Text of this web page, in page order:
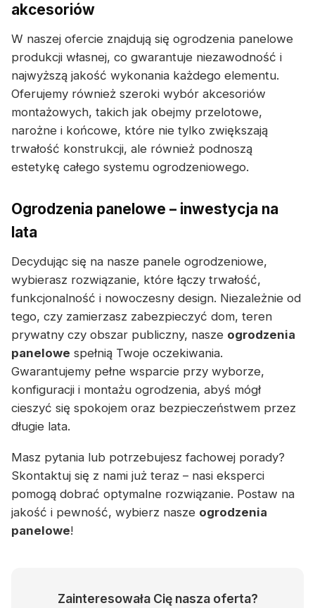
akcesoriów
W naszej ofercie znajdują się ogrodzenia panelowe
produkcji własnej, co gwarantuje niezawodność i
najwyższą jakość wykonania każdego elementu.
Oferujemy również szeroki wybór akcesoriów
montażowych, takich jak obejmy przelotowe,
narożne i końcowe, które nie tylko zwiększają
trwałość konstrukcji, ale również podnoszą
estetykę całego systemu ogrodzeniowego.
Ogrodzenia panelowe – inwestycja na
lata
Decydując się na nasze panele ogrodzeniowe,
wybierasz rozwiązanie, które łączy trwałość,
funkcjonalność i nowoczesny design. Niezależnie od
tego, czy zamierzasz zabezpieczyć dom, teren
prywatny czy obszar publiczny, nasze ogrodzenia
panelowe spełnią Twoje oczekiwania.
Gwarantujemy pełne wsparcie przy wyborze,
konfiguracji i montażu ogrodzenia, abyś mógł
cieszyć się spokojem oraz bezpieczeństwem przez
długie lata.
Masz pytania lub potrzebujesz fachowej porady?
Skontaktuj się z nami już teraz – nasi eksperci
pomogą dobrać optymalne rozwiązanie. Postaw na
jakość i pewność, wybierz nasze ogrodzenia
panelowe!
Zainteresowała Cię nasza oferta?